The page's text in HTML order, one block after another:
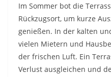
Im Sommer bot die
Rückzugsort, um kurze
genießen. In der kalten
vielen Mietern und
der frischen Luft. Ein
Verlust ausgleichen und